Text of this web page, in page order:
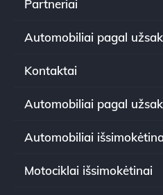
Partneriai
Automobiliai pagal
Kontaktai
Automobiliai pagal
Automobiliai
Motociklai išsimokėtinai